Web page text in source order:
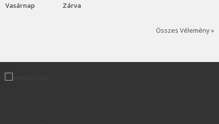
Vasárnap
Zárva
Összes Vélemény »